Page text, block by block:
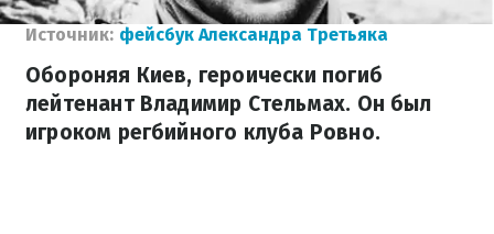
Источник: фейсбук Александра Третьяка
Обороняя Киев, героически погиб
лейтенант Владимир Стельмах. Он был
игроком регбийного клуба Ровно.